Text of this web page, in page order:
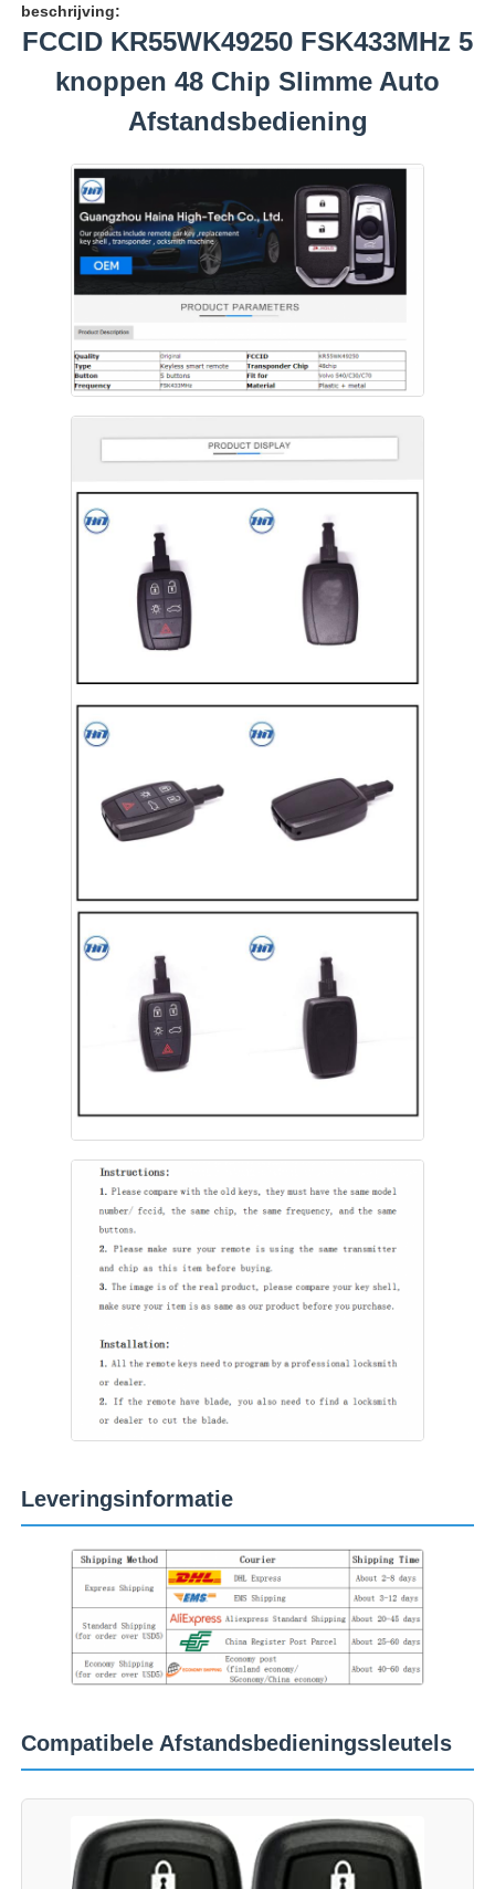
Producten
Over ons
Fabrieksreis
Contacteer ons
Alle Gevallen
Autosleutels
Autosleutelblad
Enkelsnijdende hoekfrees
auto zeer belangrijke programmeur
transponderspaander
Sluitmachine
KEYDIY Slimme sleutel
beschrijving:
FCCID KR55WK49250 FSK433MHz 5
knoppen 48 Chip Slimme Auto
Afstandsbediening
Leveringsinformatie
Compatibele Afstandsbedieningssleutels